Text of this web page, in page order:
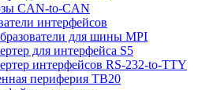
CAN-to-CAN
интерфейсов
для шины MPI
для интерфейса S5
интерфейсов RS-232-to-TTY
периферия TB20